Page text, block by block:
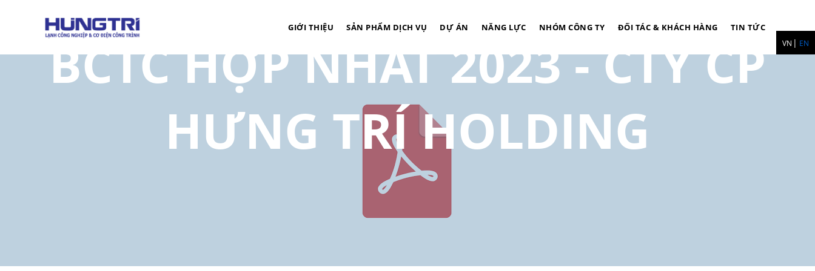
VN EN
GIỚI THIỆU SẢN PHẨM DỊCH VỤ DỰ ÁN NĂNG LỰC NHÓM CÔNG TY ĐỐI TÁC & KHÁCH HÀNG TIN TỨC
BCTC HỢP NHẤT 2023 - CTY CP
HƯNG TRÍ HOLDING